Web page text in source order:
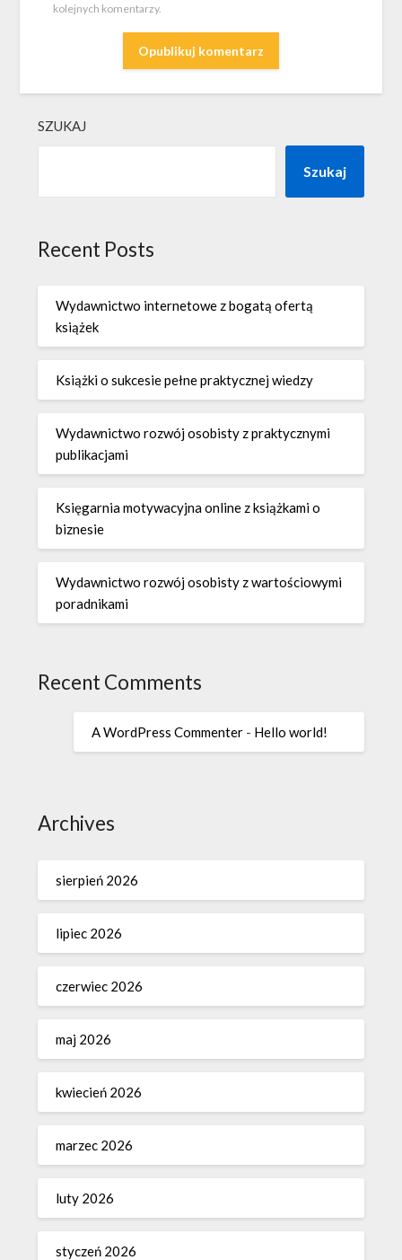
kolejnych komentarzy.
SZUKAJ
Szukaj
Recent Posts
Wydawnictwo internetowe z bogatą ofertą
książek
Książki o sukcesie pełne praktycznej wiedzy
Wydawnictwo rozwój osobisty z praktycznymi
publikacjami
Księgarnia motywacyjna online z książkami o
biznesie
Wydawnictwo rozwój osobisty z wartościowymi
poradnikami
Recent Comments
A WordPress Commenter - Hello world!
Archives
sierpień 2026
lipiec 2026
czerwiec 2026
maj 2026
kwiecień 2026
marzec 2026
luty 2026
styczeń 2026